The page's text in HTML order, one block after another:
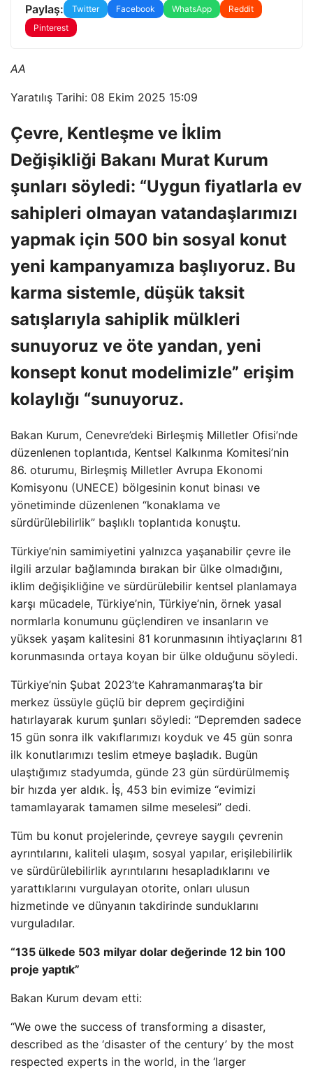
Paylaş: Twitter Facebook WhatsApp
Reddit
Pinterest
AA
Yaratılış Tarihi: 08 Ekim 2025 15:09
Çevre, Kentleşme ve İklim
Değişikliği Bakanı Murat Kurum
şunları söyledi: “Uygun fiyatlarla ev
sahipleri olmayan vatandaşlarımızı
yapmak için 500 bin sosyal konut
yeni kampanyamıza başlıyoruz. Bu
karma sistemle, düşük taksit
satışlarıyla sahiplik mülkleri
sunuyoruz ve öte yandan, yeni
konsept konut modelimizle” erişim
kolaylığı “sunuyoruz.
Bakan Kurum, Cenevre’deki Birleşmiş Milletler Ofisi’nde
düzenlenen toplantıda, Kentsel Kalkınma Komitesi’nin
86. oturumu, Birleşmiş Milletler Avrupa Ekonomi
Komisyonu (UNECE) bölgesinin konut binası ve
yönetiminde düzenlenen “konaklama ve
sürdürülebilirlik” başlıklı toplantıda konuştu.
Türkiye’nin samimiyetini yalnızca yaşanabilir çevre ile
ilgili arzular bağlamında bırakan bir ülke olmadığını,
iklim değişikliğine ve sürdürülebilir kentsel planlamaya
karşı mücadele, Türkiye’nin, Türkiye’nin, örnek yasal
normlarla konumunu güçlendiren ve insanların ve
yüksek yaşam kalitesini 81 korunmasının ihtiyaçlarını 81
korunmasında ortaya koyan bir ülke olduğunu söyledi.
Türkiye’nin Şubat 2023’te Kahramanmaraş’ta bir
merkez üssüyle güçlü bir deprem geçirdiğini
hatırlayarak kurum şunları söyledi: “Depremden sadece
15 gün sonra ilk vakıflarımızı koyduk ve 45 gün sonra
ilk konutlarımızı teslim etmeye başladık. Bugün
ulaştığımız stadyumda, günde 23 gün sürdürülmemiş
bir hızda yer aldık. İş, 453 bin evimize “evimizi
tamamlayarak tamamen silme meselesi” dedi.
Tüm bu konut projelerinde, çevreye saygılı çevrenin
ayrıntılarını, kaliteli ulaşım, sosyal yapılar, erişilebilirlik
ve sürdürülebilirlik ayrıntılarını hesapladıklarını ve
yarattıklarını vurgulayan otorite, onları ulusun
hizmetinde ve dünyanın takdirinde sunduklarını
vurguladılar.
“135 ülkede 503 milyar dolar değerinde 12 bin 100
proje yaptık”
Bakan Kurum devam etti:
“We owe the success of transforming a disaster,
described as the ‘disaster of the century’ by the most
respected experts in the world, in the ‘larger